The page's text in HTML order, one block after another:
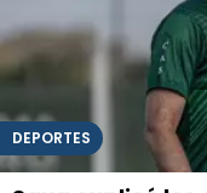
DEPORTES